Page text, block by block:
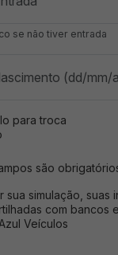
se não tiver entrada
para troca
são
sua simulação, suas
com bancos
Veículos